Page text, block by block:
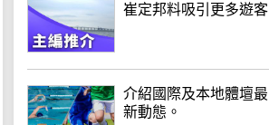
崔定邦料吸引更多遊客
介紹國際及本地體壇最
新動態。